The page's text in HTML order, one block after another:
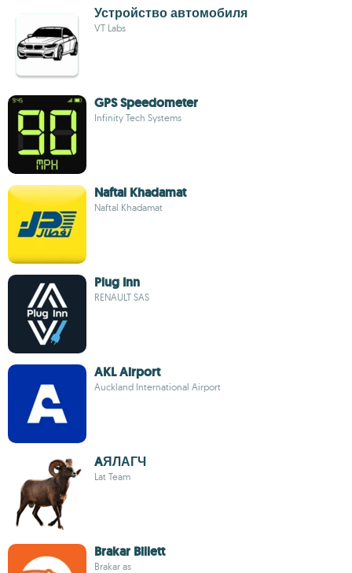
Устройство автомобиля
VT Labs
GPS Speedometer
Infinity Tech Systems
Naftal Khadamat
Naftal Khadamat
Plug Inn
RENAULT SAS
AKL Airport
Auckland International Airport
AЯЛАГЧ
Lat Team
Brakar Billett
Brakar as